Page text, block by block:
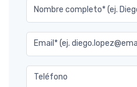
Nombre completo* (ej.
Email* (ej.
Teléfono